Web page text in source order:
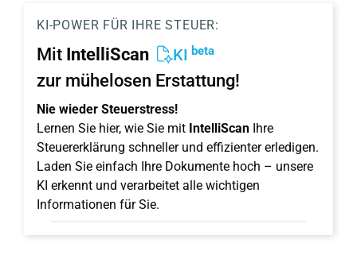
KI-POWER FÜR IHRE STEUER:
Mit IntelliScan KI beta
zur mühelosen Erstattung!
Nie wieder Steuerstress!
Lernen Sie hier, wie Sie mit IntelliScan Ihre
Steuererklärung schneller und effizienter erledigen.
Laden Sie einfach Ihre Dokumente hoch – unsere
KI erkennt und verarbeitet alle wichtigen
Informationen für Sie.